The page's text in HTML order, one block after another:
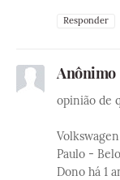
Responder
Anônimo
opinião de
Paulo -
Dono há 1